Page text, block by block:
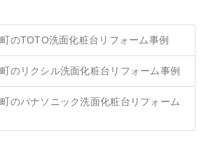
のTOTO洗面化粧台リフォーム事例
のリクシル洗面化粧台リフォーム事例
のパナソニック洗面化粧台リフォーム